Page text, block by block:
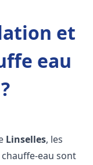
et
eau
Linselles, les
eau sont